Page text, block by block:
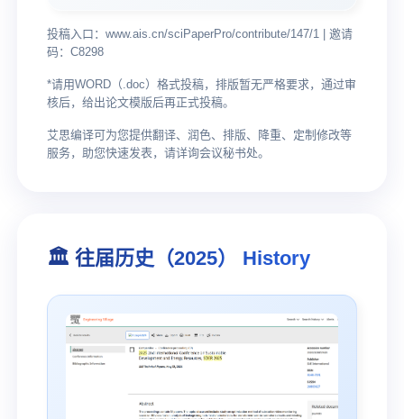
投稿入口：www.ais.cn/sciPaperPro/contribute/147/1 | 邀请
码：C8298
*请用WORD（.doc）格式投稿，排版暂无严格要求，通过审
核后，给出论文模版后再正式投稿。
艾思编译可为您提供翻译、润色、排版、降重、定制修改等
服务，助您快速发表，请详询会议秘书处。
🏛️ 往届历史（2025） History